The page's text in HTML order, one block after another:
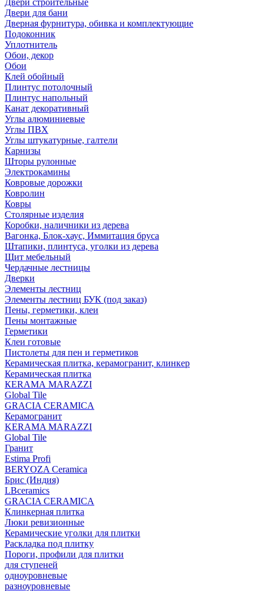
Двери строительные
Двери для бани
Дверная фурнитура, обивка и комплектующие
Подоконник
Уплотнитель
Обои, декор
Обои
Клей обойный
Плинтус потолочный
Плинтус напольный
Канат декоративный
Углы алюминиевые
Углы ПВХ
Углы штукатурные, галтели
Карнизы
Шторы рулонные
Электрокамины
Ковровые дорожки
Ковролин
Ковры
Столярные изделия
Коробки, наличники из дерева
Вагонка, Блок-хаус, Иммитация бруса
Штапики, плинтуса, уголки из дерева
Щит мебельный
Чердачные лестницы
Дверки
Элементы лестниц
Элементы лестниц БУК (под заказ)
Пены, герметики, клеи
Пены монтажные
Герметики
Клеи готовые
Пистолеты для пен и герметиков
Керамическая плитка, керамогранит, клинкер
Керамическая плитка
КЕRАМА MARAZZI
Global Tile
GRACIA CERAMICA
Керамогранит
KERAMA MARAZZI
Global Tile
Гранит
Estima Profi
BERYOZA Ceramica
Брис (Индия)
LBceramics
GRACIA CERAMICA
Клинкерная плитка
Люки ревизионные
Керамические уголки для плитки
Раскладка под плитку
Пороги, профили для плитки
для ступеней
одноуровневые
разноуровневые